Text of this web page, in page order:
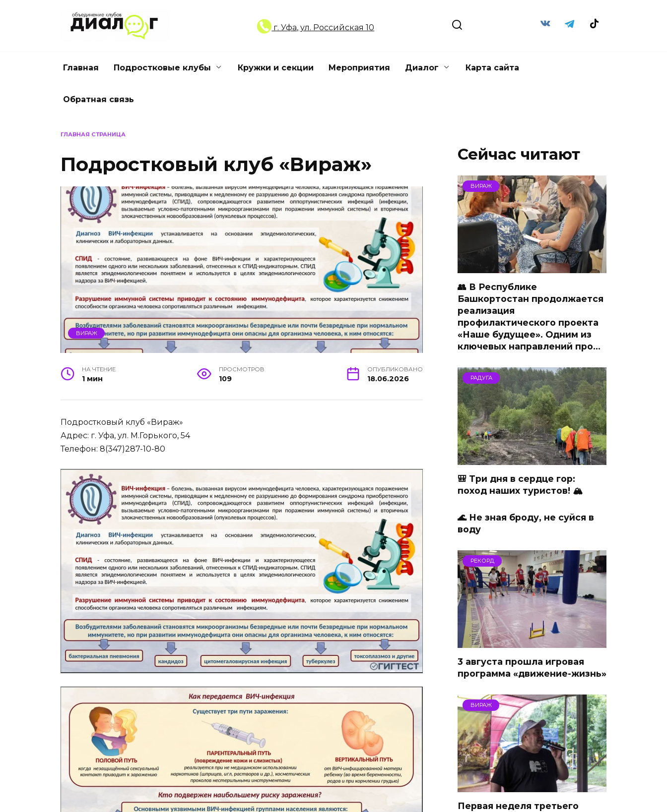
г. Уфа, ул. Российская 10
Главная Подростковые клубы Кружки и секции Мероприятия Диалог Карта сайта
Обратная связь
ГЛАВНАЯ СТРАНИЦА
Подростковый клуб «Вираж»
ВИРАЖ
НА ЧТЕНИЕ
1 мин
ПРОСМОТРОВ
109
ОПУБЛИКОВАНО
18.06.2026
Подростковый клуб «Вираж»
Адрес: г. Уфа, ул. М.Горького, 54
Телефон: 8(347)287-10-80
Сейчас читают
ВИРАЖ
👥 В Республике
Башкортостан продолжается
реализация
профилактического проекта
«Наше будущее». Одним из
ключевых направлений про…
РАДУГА
🎒 Три дня в сердце гор:
поход наших туристов! 🏔
🌊 Не зная броду, не суйся в
воду
РЕКОРД
3 августа прошла игровая
программа «движение-жизнь»
ВИРАЖ
Первая неделя третьего